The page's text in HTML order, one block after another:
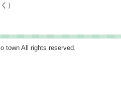
）
All rights reserved.